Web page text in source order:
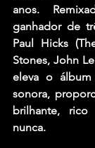
anos.
ganhador de
Paul Hicks
Stones, John
eleva o álbum
sonora,
brilhante,
nunca.